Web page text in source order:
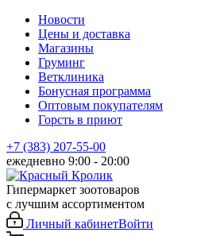
Новости
Цены и доставка
Магазины
Груминг
Ветклиника
Бонусная программа
Оптовым покупателям
Горсть в приют
+7 (383) 207-55-00
ежедневно 9:00 - 20:00
Гипермаркет зоотоваров
с лучшим ассортиментом
Личный кабинетВойти